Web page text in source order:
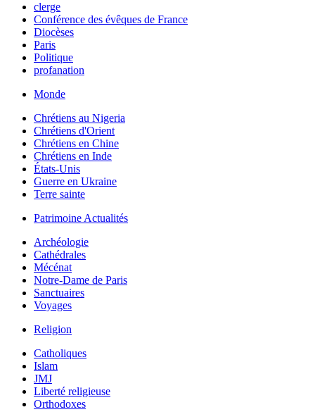
clerge
Conférence des évêques de France
Diocèses
Paris
Politique
profanation
Monde
Chrétiens au Nigeria
Chrétiens d'Orient
Chrétiens en Chine
Chrétiens en Inde
États-Unis
Guerre en Ukraine
Terre sainte
Patrimoine Actualités
Archéologie
Cathédrales
Mécénat
Notre-Dame de Paris
Sanctuaires
Voyages
Religion
Catholiques
Islam
JMJ
Liberté religieuse
Orthodoxes